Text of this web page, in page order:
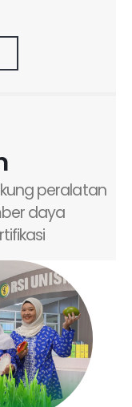
peralatan
daya